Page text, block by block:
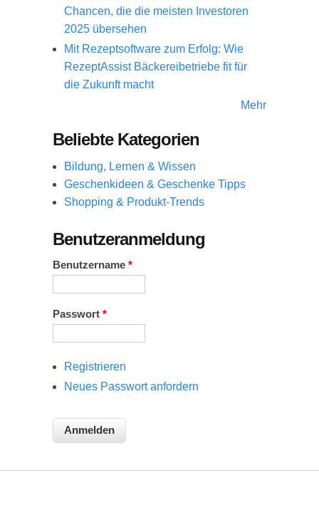
Chancen, die die meisten Investoren
2025 übersehen
Mit Rezeptsoftware zum Erfolg: Wie
RezeptAssist Bäckereibetriebe fit für
die Zukunft macht
Mehr
Beliebte Kategorien
Bildung, Lernen & Wissen
Geschenkideen & Geschenke Tipps
Shopping & Produkt-Trends
Benutzeranmeldung
Benutzername *
Passwort *
Registrieren
Neues Passwort anfordern